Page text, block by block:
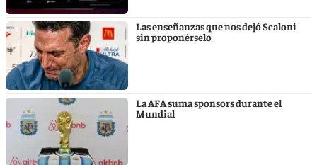
Las enseñanzas que nos dejó Scaloni
sin proponérselo
La AFA suma sponsors durante el
Mundial